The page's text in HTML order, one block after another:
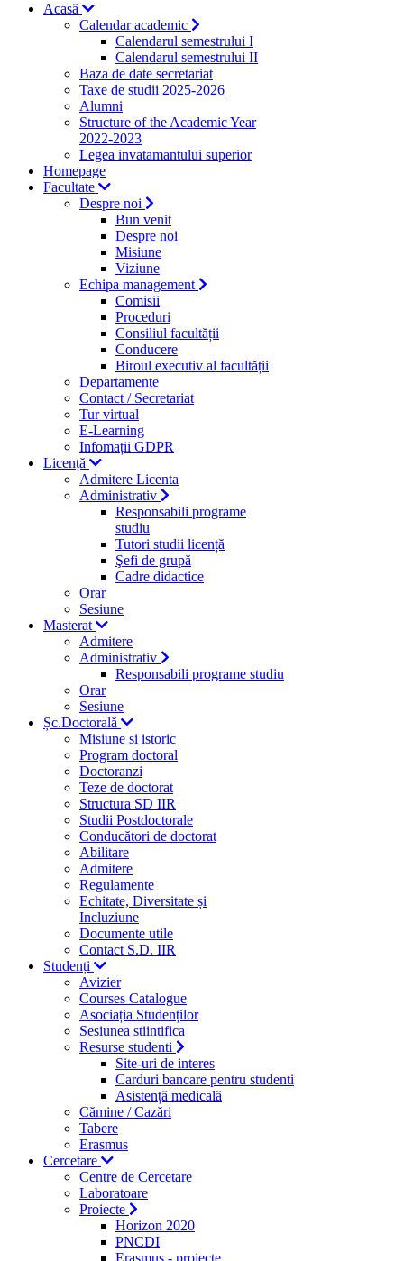
Acasă
Calendar academic
Calendarul semestrului I
Calendarul semestrului II
Baza de date secretariat
Taxe de studii 2025-2026
Alumni
Structure of the Academic Year
2022-2023
Legea invatamantului superior
Homepage
Facultate
Despre noi
Bun venit
Despre noi
Misiune
Viziune
Echipa management
Comisii
Proceduri
Consiliul facultății
Conducere
Biroul executiv al facultății
Departamente
Contact / Secretariat
Tur virtual
E-Learning
Infomații GDPR
Licență
Admitere Licenta
Administrativ
Responsabili programe
studiu
Tutori studii licență
Şefi de grupă
Cadre didactice
Orar
Sesiune
Masterat
Admitere
Administrativ
Responsabili programe studiu
Orar
Sesiune
Șc.Doctorală
Misiune si istoric
Program doctoral
Doctoranzi
Teze de doctorat
Structura SD IIR
Studii Postdoctorale
Conducători de doctorat
Abilitare
Admitere
Regulamente
Echitate, Diversitate și
Incluziune
Documente utile
Contact S.D. IIR
Studenți
Avizier
Courses Catalogue
Asociația Studenților
Sesiunea stiintifica
Resurse studenti
Site-uri de interes
Carduri bancare pentru studenti
Asistență medicală
Cămine / Cazări
Tabere
Erasmus
Cercetare
Centre de Cercetare
Laboratoare
Proiecte
Horizon 2020
PNCDI
Erasmus - proiecte